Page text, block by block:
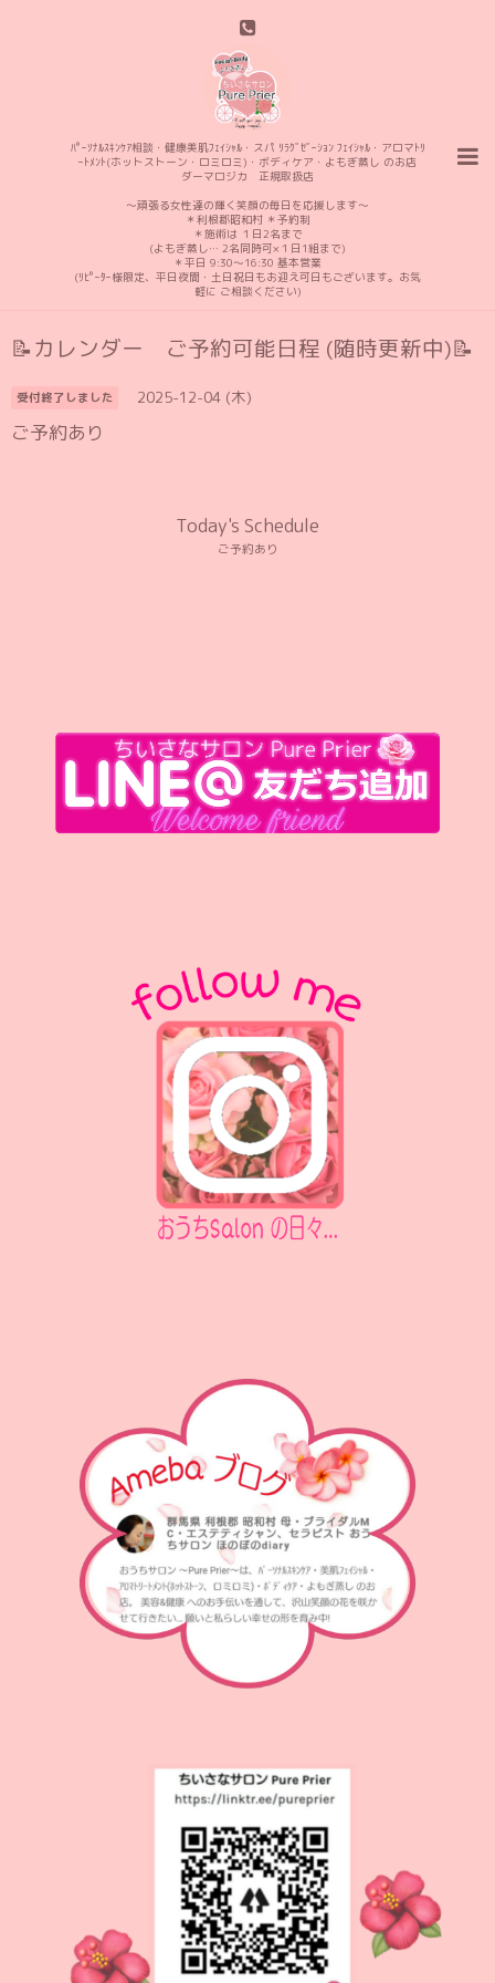
ﾊﾟｰｿﾅﾙｽｷﾝｹｱ相談・健康美肌ﾌｪｲｼｬﾙ・スパ ﾘﾗｸﾞｾﾞｰｼｮﾝ ﾌｪｲｼｬﾙ・アロマﾄﾘ
ｰﾄﾒﾝﾄ(ホットストーン・ロミロミ)・ボディケア・よもぎ蒸し のお店
ダーマロジカ 正規取扱店
〜頑張る女性達の輝く笑顔の毎日を応援します〜
＊利根郡昭和村 ＊予約制
＊施術は １日2名まで
(よもぎ蒸し… 2名同時可×１日1組まで)
＊平日 9:30〜16:30 基本営業
(ﾘﾋﾟｰﾀｰ様限定、平日夜間・土日祝日もお迎え可日もございます。お気
軽に ご相談ください)
📝カレンダー ご予約可能日程 (随時更新中)📝
受付終了しました 2025-12-04 (木)
ご予約あり
Today's Schedule
ご予約あり